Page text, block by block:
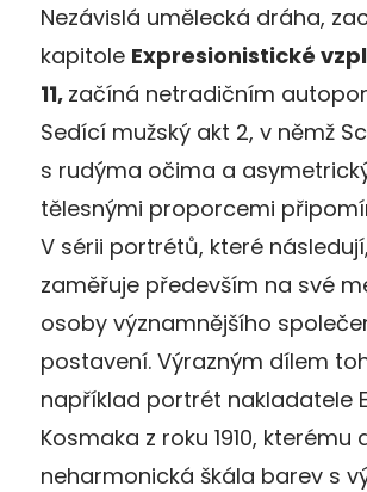
Nezávislá umělecká dráha,
kapitole Expresionistické
11, začíná netradičním
Sedící mužský akt 2, v němž
s rudýma očima a
tělesnými proporcemi
V sérii portrétů, které
zaměřuje především na své
osoby významnějšího
postavení. Výrazným dílem
například portrét nakladatele
Kosmaka z roku 1910, kterému
neharmonická škála barev s